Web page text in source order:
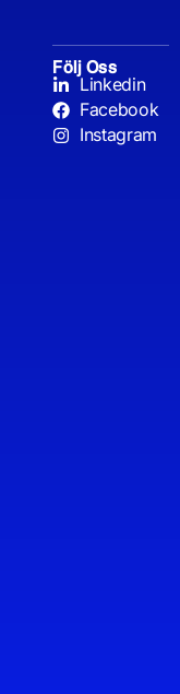
Följ Oss
Linkedin
Facebook
Instagram